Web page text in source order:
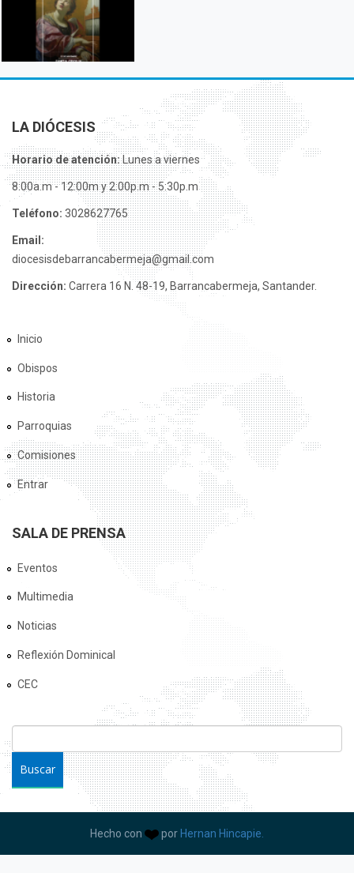
LA DIÓCESIS
Horario de atención:Lunes a viernes
8:00a.m - 12:00m y 2:00p.m - 5:30p.m
Teléfono: 3028627765
Email:
diocesisdebarrancabermeja@gmail.com
Dirección: Carrera 16 N. 48-19, Barrancabermeja, Santander.
Inicio
Obispos
Historia
Parroquias
Comisiones
Entrar
SALA DE PRENSA
Eventos
Multimedia
Noticias
Reflexión Dominical
CEC
FORMULARIO DE BÚSQUEDA
Hecho con por Hernan Hincapie.